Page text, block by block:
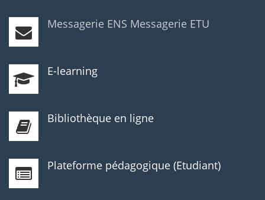
Messagerie ENS Messagerie ETU
E-learning
Bibliothèque en ligne
Plateforme pédagogique (Etudiant)